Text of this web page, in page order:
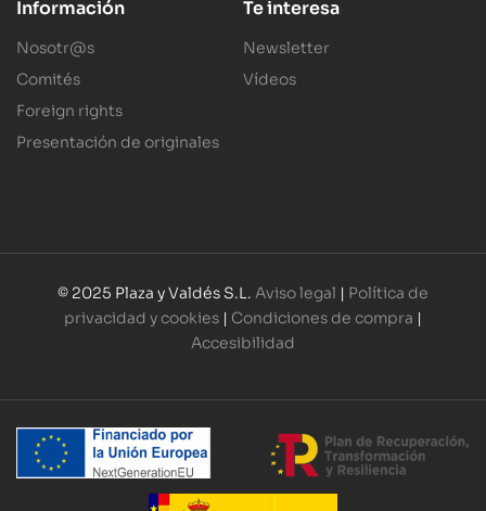
Información
Nosotr@s
Comités
Foreign rights
Presentación de originales
Te interesa
Newsletter
Vídeos
© 2025 Plaza y Valdés S.L. Aviso legal | Política de
privacidad y cookies | Condiciones de compra |
Accesibilidad